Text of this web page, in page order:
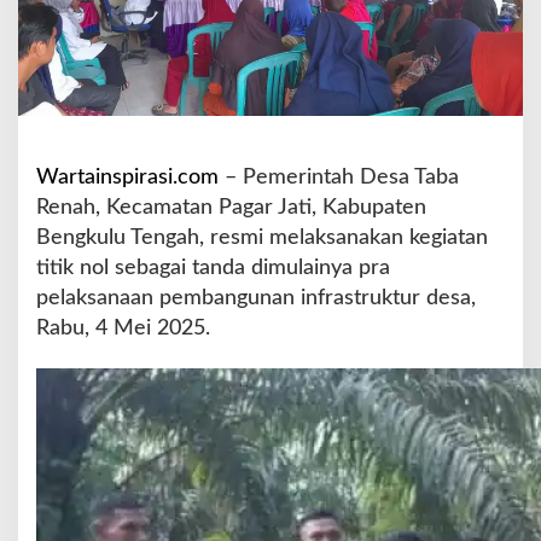
R
e
n
a
h
k
s
a
n
T
i
t
i
k
N
o
Wartainspirasi.com – Pemerintah Desa Taba
Renah, Kecamatan Pagar Jati, Kabupaten
Bengkulu Tengah, resmi melaksanakan kegiatan
titik nol sebagai tanda dimulainya pra
pelaksanaan pembangunan infrastruktur desa,
Rabu, 4 Mei 2025.